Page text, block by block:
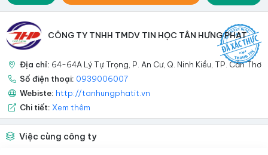
CÔNG TY TNHH TMDV TIN HỌC TÂN HƯNG PHAT
Địa chỉ: 64-64A Lý Tự Trọng, P. An Cư, Q. Ninh Kiều, TP. Cần Thơ
Số điện thoại: 0939006007
Webiste: http://tanhungphatit.vn
Chi tiết: Xem thêm
Việc cùng công ty